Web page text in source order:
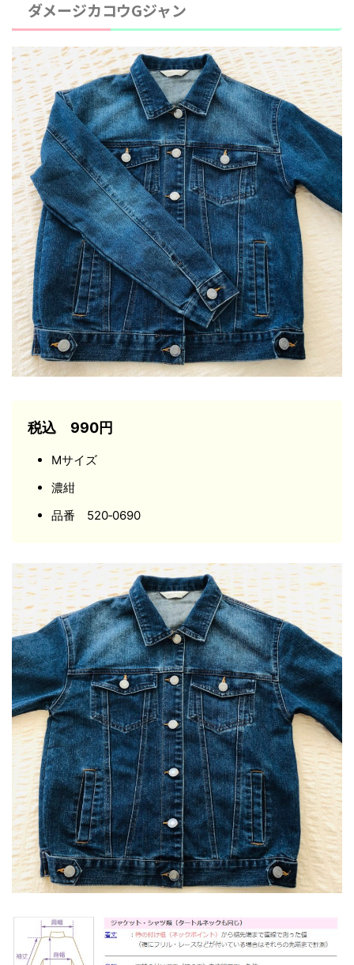
ダメージカコウGジャン
税込 990円
Mサイズ
濃紺
品番 520‐0690